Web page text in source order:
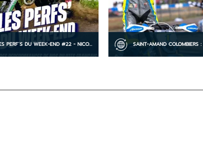
LES PERF’S DU WEEK-END #22 - NICON VICE-CHAMPIONNE, RAFFARD EN ARGENT, EMPRIN